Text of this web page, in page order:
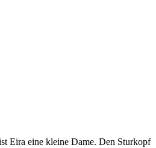
Eira eine kleine Dame. Den Sturkopf